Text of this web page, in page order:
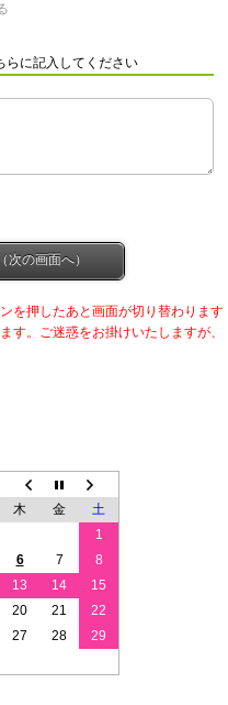
らに記入してください
を押したあと画面が切り替わります
す。ご迷惑をお掛けいたしますが、
木 金
土
1
6 7
8
13 14
15
20 21
22
27 28
29